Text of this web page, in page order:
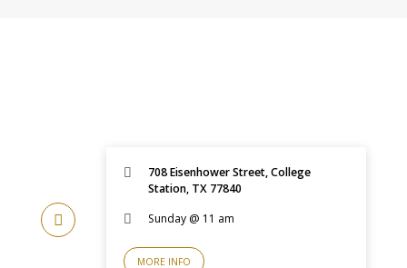
708 Eisenhower Street, College
Station, TX 77840
Sunday @ 11 am
MORE INFO